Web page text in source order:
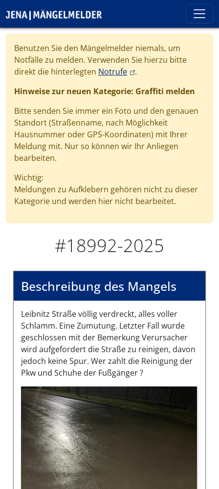
Benutzen Sie den Mängelmelder niemals, um
Notfälle zu melden. Verwenden Sie hierzu bitte
direkt die hinterlegten Notrufe(link is external)
.
Hinweise zur neuen Kategorie: Graffiti melden
Bitte senden Sie immer ein Foto und den genauen
Standort (Straßenname, nach Möglichkeit
Hausnummer oder GPS-Koordinaten) mit Ihrer
Meldung mit. Nur so können wir Ihr Anliegen
bearbeiten.
Wichtig:
Meldungen zu Aufklebern gehören nicht zu dieser
Kategorie und werden hier nicht bearbeitet.
#18992-2025
Beschreibung des Mangels
Leibnitz Straße völlig verdreckt, alles voller
Schlamm. Eine Zumutung. Letzter Fall wurde
geschlossen mit der Bemerkung Verursacher
wird aufgefordert die Straße zu reinigen, davon
jedoch keine Spur. Wer zahlt die Reinigung der
Pkw und Schuhe der Fußgänger ?
Bilder des Mangels